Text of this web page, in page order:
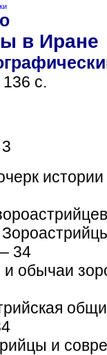
в Иране
с.
34
обычаи
и